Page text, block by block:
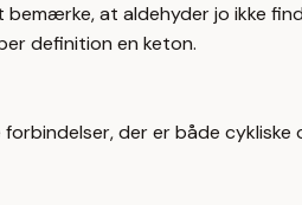
at aldehyder jo ikke
definition en keton.
forbindelser, der er både